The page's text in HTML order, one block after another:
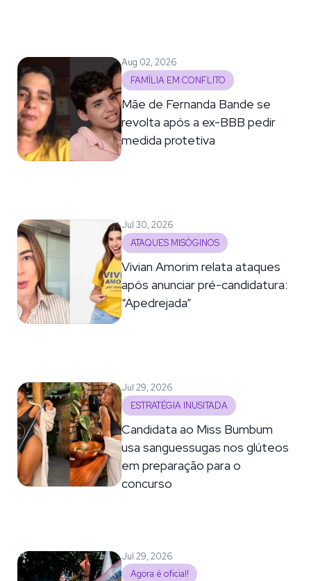
Aug 02, 2026
FAMÍLIA EM CONFLITO
Mãe de Fernanda Bande se
revolta após a ex-BBB pedir
medida protetiva
Jul 30, 2026
ATAQUES MISÓGINOS
Vivian Amorim relata ataques
após anunciar pré-candidatura:
“Apedrejada”
Jul 29, 2026
ESTRATÉGIA INUSITADA
Candidata ao Miss Bumbum
usa sanguessugas nos glúteos
em preparação para o
concurso
Jul 29, 2026
Agora é oficial!